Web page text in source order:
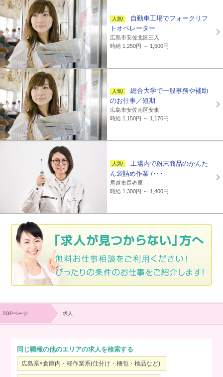
自動車工場でフォークリフ
トオペレーター
広島市安佐北区三入
時給 1,250円 ～ 1,500円
総合大学で一般事務や補助
のお仕事／短期
広島市安佐南区安東
時給 1,150円 ～ 1,170円
工場内で粉末商品のかんた
ん袋詰め作業 /･･･
尾道市長者原
時給 1,300円 ～ 1,400円
TOPページ 求人
同じ職種の他のエリアの求人を検索する
広島県×倉庫内・軽作業系(仕分け・梱包・検品など)